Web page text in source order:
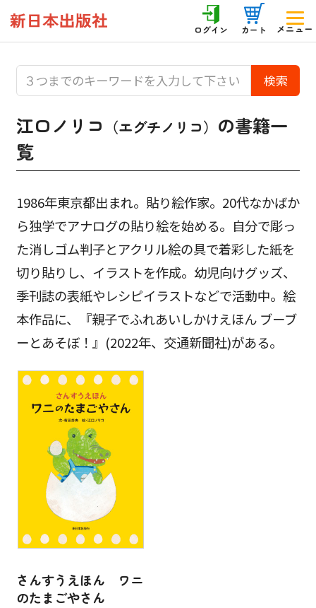
ログイン カート メニュー
江口ノリコ （エグチノリコ） の書籍一
覧
1986年東京都出まれ。貼り絵作家。20代なかばか
ら独学でアナログの貼り絵を始める。自分で彫っ
た消しゴム判子とアクリル絵の具で着彩した紙を
切り貼りし、イラストを作成。幼児向けグッズ、
季刊誌の表紙やレシピイラストなどで活動中。絵
本作品に、『親子でふれあいしかけえほん ブーブ
ーとあそぼ！』(2022年、交通新聞社)がある。
さんすうえほん ワニ
のたまごやさん